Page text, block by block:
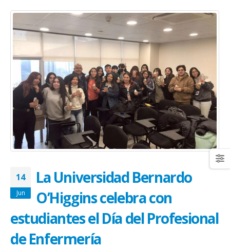
14
Jun
La Universidad Bernardo
O’Higgins celebra con
estudiantes el Día del Profesional
de Enfermería